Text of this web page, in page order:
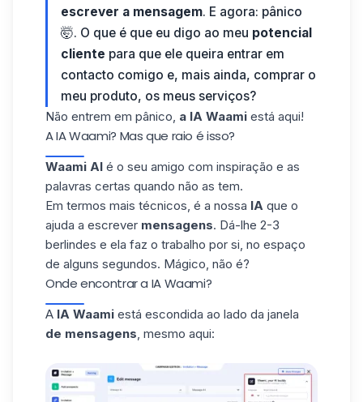
escrever a mensagem. E agora: pânico
🤯. O que é que eu digo ao meu potencial
cliente para que ele queira entrar em
contacto comigo e, mais ainda, comprar o
meu produto, os meus serviços?
Não entrem em pânico, a IA Waami está aqui!
A IA Waami? Mas que raio é isso?
Waami AI é o seu amigo com inspiração e as
palavras certas quando não as tem.
Em termos mais técnicos, é a nossa IA que o
ajuda a escrever mensagens. Dá-lhe 2-3
berlindes e ela faz o trabalho por si, no espaço
de alguns segundos. Mágico, não é?
Onde encontrar a IA Waami?
A IA Waami está escondida ao lado da janela
de mensagens, mesmo aqui: